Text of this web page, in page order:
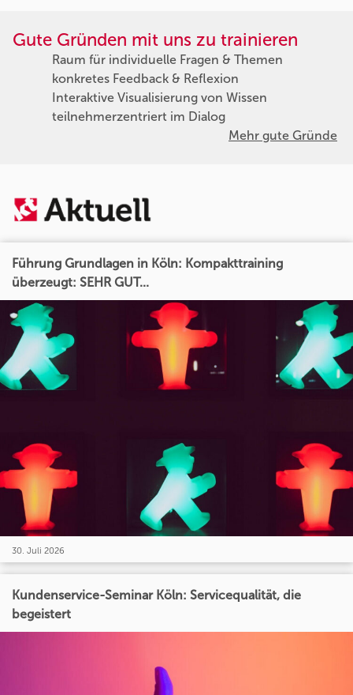
Gute Gründen mit uns zu trainieren
Raum für individuelle Fragen & Themen
konkretes Feedback & Reflexion
Interaktive Visualisierung von Wissen
teilnehmerzentriert im Dialog
Mehr gute Gründe
Führung Grundlagen in Köln: Kompakttraining
überzeugt: SEHR GUT...
30. Juli 2026
Kundenservice-Seminar Köln: Servicequalität, die
begeistert